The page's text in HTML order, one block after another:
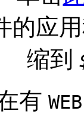
的应
缩到
有